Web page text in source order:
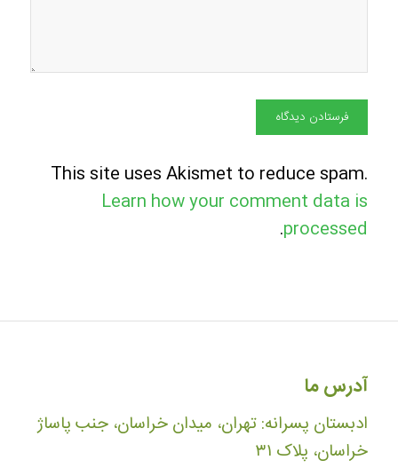
This site uses Akismet to reduce spam.
Learn how your comment data is
processed
.
آدرس ما
ادبستان پسرانه: تهران، میدان خراسان، جنب پاساژ
خراسان، پلاک ۳۱